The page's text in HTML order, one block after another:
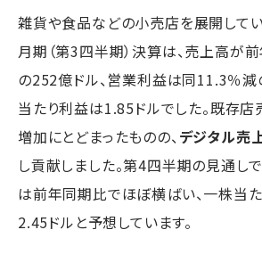
雑貨や食品などの小売店を展開して
月期（第3四半期）決算は、売上高が
の252億ドル、営業利益は同11.3％減
当たり利益は1.85ドルでした。既存
増加にとどまったものの、デジタル売
し貢献しました。第4四半期の見通し
は前年同期比でほぼ横ばい、一株当
2.45ドルと予想しています。